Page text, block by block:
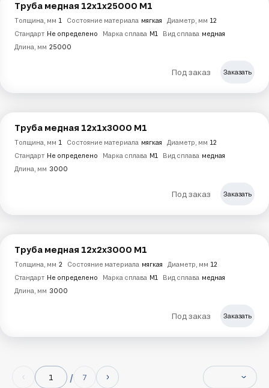
Труба медная 12х1х25000 М1
Толщина, мм 1 Состояние материала мягкая Диаметр, мм 12
Стандарт Не определено Марка сплава М1 Вид сплава медная
Длина, мм 25000
Под заказ Заказать
Труба медная 12х1х3000 М1
Толщина, мм 1 Состояние материала мягкая Диаметр, мм 12
Стандарт Не определено Марка сплава М1 Вид сплава медная
Длина, мм 3000
Под заказ Заказать
Труба медная 12х2х3000 М1
Толщина, мм 2 Состояние материала мягкая Диаметр, мм 12
Стандарт Не определено Марка сплава М1 Вид сплава медная
Длина, мм 3000
Под заказ Заказать
7